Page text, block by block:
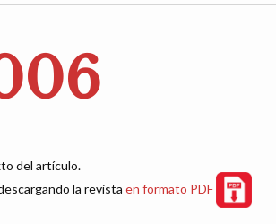
del artículo.
la revista en formato PDF